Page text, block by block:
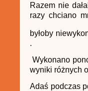
Razem nie
razy chciano
byłoby
.
Wykonano
wyniki różnych
Adaś podczas